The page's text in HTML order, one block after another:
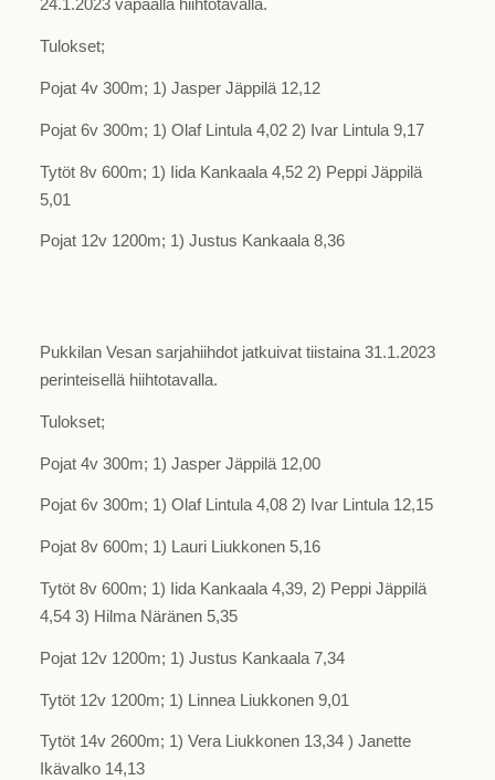
24.1.2023 vapaalla hiihtotavalla.
Tulokset;
Pojat 4v 300m; 1) Jasper Jäppilä 12,12
Pojat 6v 300m; 1) Olaf Lintula 4,02 2) Ivar Lintula 9,17
Tytöt 8v 600m; 1) Iida Kankaala 4,52 2) Peppi Jäppilä
5,01
Pojat 12v 1200m; 1) Justus Kankaala 8,36
Pukkilan Vesan sarjahiihdot jatkuivat tiistaina 31.1.2023
perinteisellä hiihtotavalla.
Tulokset;
Pojat 4v 300m; 1) Jasper Jäppilä 12,00
Pojat 6v 300m; 1) Olaf Lintula 4,08 2) Ivar Lintula 12,15
Pojat 8v 600m; 1) Lauri Liukkonen 5,16
Tytöt 8v 600m; 1) Iida Kankaala 4,39, 2) Peppi Jäppilä
4,54 3) Hilma Näränen 5,35
Pojat 12v 1200m; 1) Justus Kankaala 7,34
Tytöt 12v 1200m; 1) Linnea Liukkonen 9,01
Tytöt 14v 2600m; 1) Vera Liukkonen 13,34 ) Janette
Ikävalko 14,13